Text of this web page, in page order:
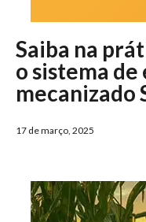
Saiba na
o sistema
mecanizado
17 de março, 2025